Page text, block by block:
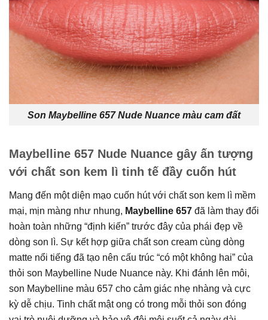
Son Maybelline 657 Nude Nuance màu cam đất
Maybelline 657 Nude Nuance gây ấn tượng
với chất son kem lì tinh tế đầy cuốn hút
Mang đến một diện mạo cuốn hút với chất son kem lì mềm
mại, mịn màng như nhung, Maybelline 657 đã làm thay đổi
hoàn toàn những “định kiến” trước đây của phái đẹp về
dòng son lì. Sự kết hợp giữa chất son cream cùng dòng
matte nổi tiếng đã tạo nên cấu trúc “có một không hai” của
thỏi son Maybelline Nude Nuance này. Khi đánh lên môi,
son Maybelline màu 657 cho cảm giác nhẹ nhàng và cực
kỳ dễ chịu. Tinh chất mật ong có trong mỗi thỏi son đóng